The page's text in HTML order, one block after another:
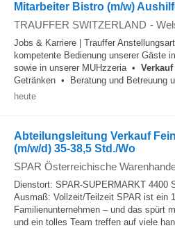
Mitarbeiter Bistro (m/w)
TRAUFFER SWITZERLAND -
Jobs & Karriere | Trauffer
kompetente Bedienung unserer Gäste
sowie in unserer MUHzzeria • Verkauf
Getränken • Beratung und Betreuung
heute
Abteilungsleitung Verkauf
(m/w/d) 35-38,5 Std./Wo
SPAR Österreichische
Dienstort: SPAR-SUPERMARKT 4400
Ausmaß: Vollzeit/Teilzeit SPAR ist ein
Familienunternehmen – und das spürt
und ein tolles Team treffen auf viele